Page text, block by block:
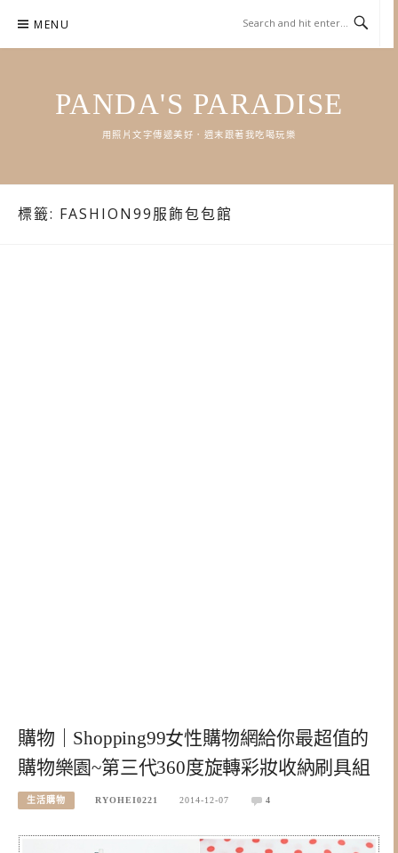
content
MENU
PANDA'S PARADISE
用照片文字傳遞美好．週末跟著我吃喝玩樂
標籤: FASHION99服飾包包館
購物｜Shopping99女性購物網給你最超值的
購物樂園~第三代360度旋轉彩妝收納刷具組
生活購物 RYOHEI0221 2014-12-07 4